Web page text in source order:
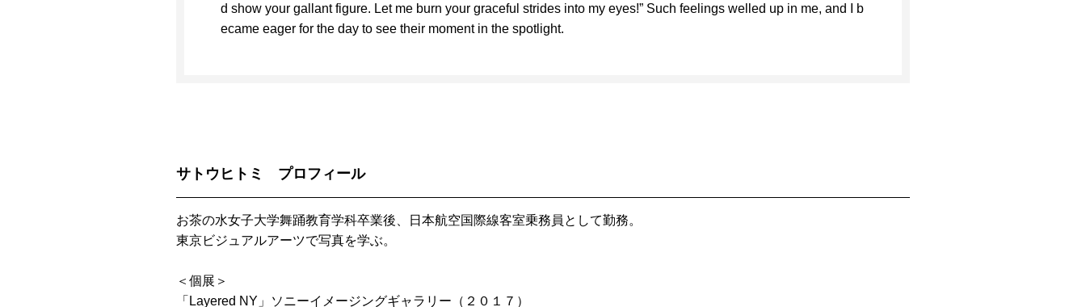
d show your gallant figure. Let me burn your graceful strides into my eyes!” Such feelings welled up in me, and I b
ecame eager for the day to see their moment in the spotlight.
サトウヒトミ プロフィール
お茶の水女子大学舞踊教育学科卒業後、日本航空国際線客室乗務員として勤務。
東京ビジュアルアーツで写真を学ぶ。
＜個展＞
「Layered NY」ソニーイメージングギャラリー（２０１７）